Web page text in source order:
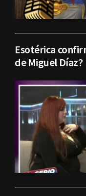
Esotérica
de Miguel Díaz?